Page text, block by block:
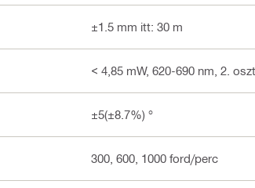
±1.5 mm itt: 30 m
< 4,85 mW, 620-690 nm, 2.
±5(±8.7%) °
300, 600, 1000 ford/perc